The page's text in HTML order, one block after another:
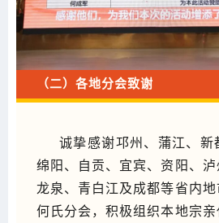
（二）各地分会致谢
诚挚感谢邛州、蒲江、新
绵阳、自贡、宜宾、资阳、泸
龙泉、青白江及成都等省内地
何氏分会，积极组织本地宗